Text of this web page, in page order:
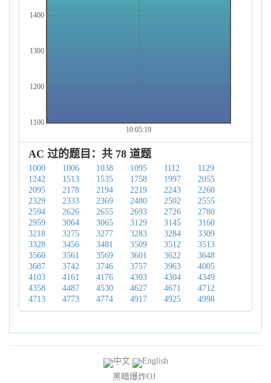
10:05:19
1100
1200
1300
1400
AC 过的题目：共 78 道题
1000 1006 1038 1095 1112
1129
1242
1513 1535 1758 1997
2055
2095
2178 2194 2219 2243
2260
2329
2333 2369 2480 2502
2555
2594
2626 2655 2693 2726
2780
2959
3064 3065 3129 3145
3160
3218
3275 3277 3283 3284
3309
3328
3456 3481 3509 3512
3513
3560
3561 3569 3601 3622
3648
3687
3742 3746 3757 3963
4005
4103
4161 4176 4303 4304
4349
4358
4487 4530 4627 4671
4712
4713
4773 4774 4917 4925 4998
黑暗爆炸OJ